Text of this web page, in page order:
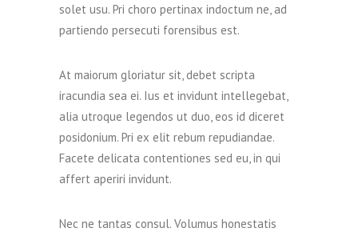
solet usu. Pri choro pertinax indoctum ne, ad
partiendo persecuti forensibus est.
At maiorum gloriatur sit, debet scripta
iracundia sea ei. Ius et invidunt intellegebat,
alia utroque legendos ut duo, eos id diceret
posidonium. Pri ex elit rebum repudiandae.
Facete delicata contentiones sed eu, in qui
affert aperiri invidunt.
Nec ne tantas consul. Volumus honestatis